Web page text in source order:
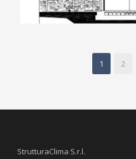
1 2
StrutturaClima S.r.l.